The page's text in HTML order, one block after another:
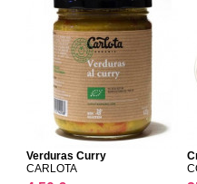
Verduras Curry
CARLOTA